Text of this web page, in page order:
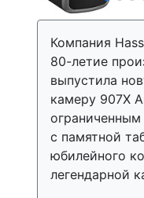
Компания
80-летие
выпустила
камеру 907X
с памятной
юбилейного
легендарной